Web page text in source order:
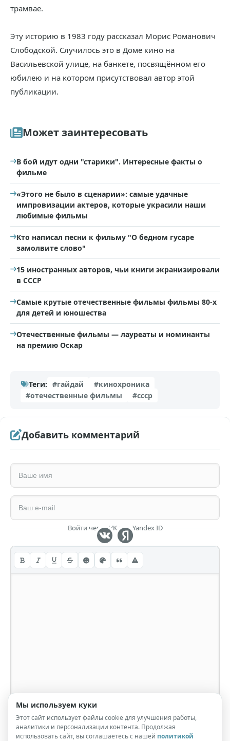
трамвае.
Эту историю в 1983 году рассказал Морис Романович
Слободской. Случилось это в Доме кино на
Васильевской улице, на банкете, посвящённом его
юбилею и на котором присутствовал автор этой
публикации.
Может заинтересовать
В бой идут одни "старики". Интересные факты о
фильме
«Этого не было в сценарии»: самые удачные
импровизации актеров, которые украсили наши
любимые фильмы
Кто написал песни к фильму "О бедном гусаре
замолвите слово"
15 иностранных авторов, чьи книги экранизировали
в СССР
Самые крутые отечественные фильмы фильмы 80-х
для детей и юношества
Отечественные фильмы — лауреаты и номинанты
на премию Оскар
Теги: #гайдай
#кинохроника
#отечественные фильмы
#ссср
Добавить комментарий
Войти через VK или Yandex ID
Мы используем куки
Этот сайт использует файлы cookie для улучшения работы,
аналитики и персонализации контента. Продолжая
использовать сайт, вы соглашаетесь с нашей политикой